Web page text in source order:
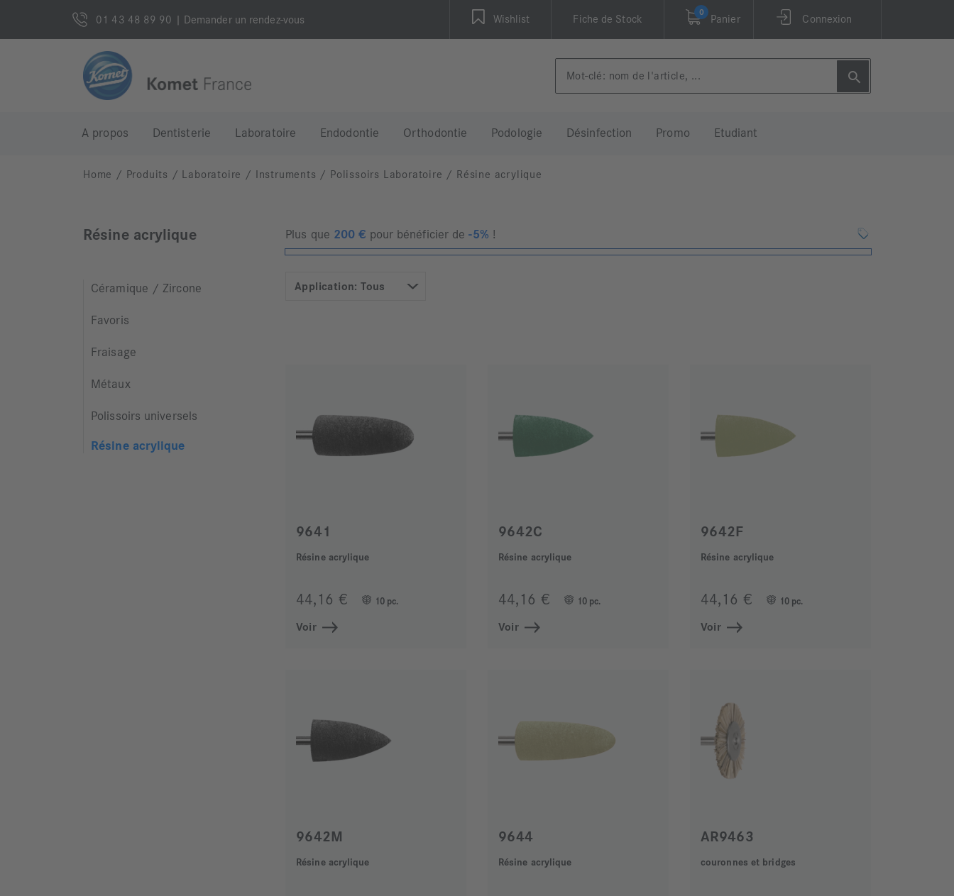
01 43 48 89 90 | Demander un rendez-vous Wishlist Fiche de Stock
0
Panier Connexion
A propos Dentisterie Laboratoire Endodontie Orthodontie Podologie Désinfection Promo Etudiant
Home / Produits / Laboratoire / Instruments / Polissoirs Laboratoire / Résine acrylique
Résine acrylique
Céramique / Zircone
Favoris
Fraisage
Métaux
Polissoirs universels
Résine acrylique
Plus que 200 € pour bénéficier de-5% !
Application: Tous
9641
Résine acrylique
44,16 € 10 pc.
Voir
9642C
Résine acrylique
44,16 € 10 pc.
Voir
9642F
Résine acrylique
44,16 € 10 pc.
Voir
9642M
Résine acrylique
9644
Résine acrylique
AR9463
couronnes et bridges